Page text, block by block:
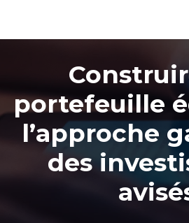
portefeuille
l’approche
des